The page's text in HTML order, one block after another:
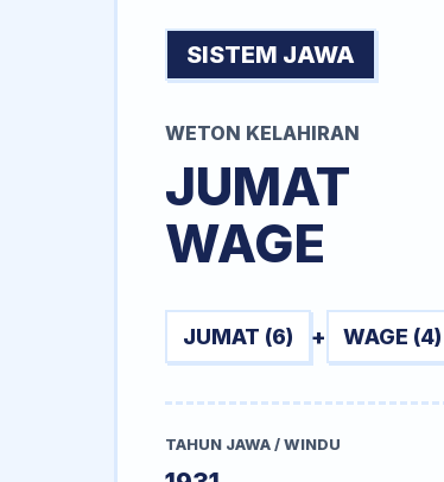
SISTEM JAWA
WETON KELAHIRAN
JUMAT
WAGE
JUMAT (6) + WAGE (4)
TAHUN JAWA / WINDU